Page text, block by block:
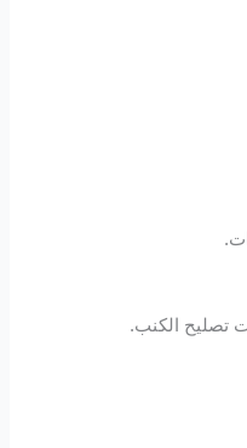
تصليح الكنب.